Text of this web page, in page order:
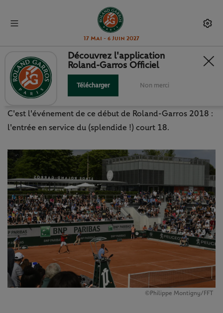
17 Mai - 6 Juin 2027
COURT 18, LE COURT DE TOUTES
LES PROMESSES
C'est l'événement de ce début de Roland-Garros 2018 :
l'entrée en service du (splendide !) court 18.
©Philippe Montigny/FFT
Découvrez l'application
Roland-Garros Officiel
Télécharger Non merci